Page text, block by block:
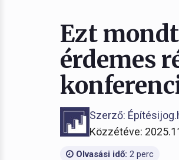
Ezt
érdemes
Szerző:
Közzétéve:
Olvasási idő: 2 perc